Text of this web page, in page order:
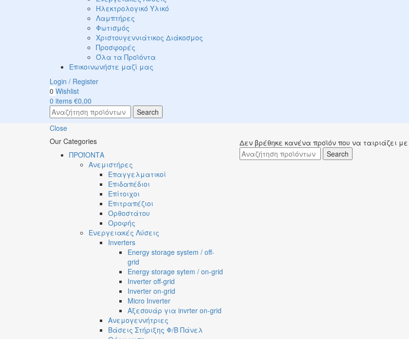
Ηλεκτρολογικό Υλικό
Λαμπτήρες
Φωτισμός
Χριστουγεννιάτικος Διάκοσμος
Προσφορές
Όλα τα Προϊόντα
Επικοινωνήστε μαζί μας
Login / Register
0 Wishlist
0 items €0,00
Search
Close
Our Categories
ΠΡΟΪΟΝΤΑ
Ανεμιστήρες
Επαγγελματικοί
Επιδαπέδιοι
Επίτοιχοι
Επιτραπέζιοι
Ορθοστάτου
Οροφής
Ενεργειακές Λύσεις
Inverters
Energy storage system / off-
grid
Energy storage sytem / on-grid
Inverter off-grid
Inverter on-grid
Micro Inverter
Αξεσουάρ για invrter on-grid
Ανεμογεννήτριες
Βάσεις Στήριξης Φ/Β Πάνελ
Δεν βρέθηκε κανένα προϊόν που να ταιριάζει
Search